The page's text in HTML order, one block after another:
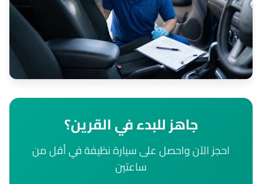
جاهز للبدء في القرين؟
احجز الآن واحصل على سيارة نظيفة في أقل من
ساعتين